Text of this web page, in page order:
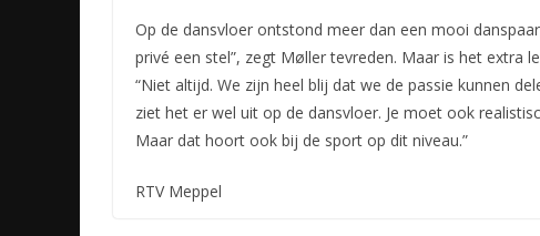
Op de dansvloer ontstond meer dan een mooi
privé een stel”, zegt Møller tevreden. Maar is het extra
“Niet altijd. We zijn heel blij dat we de passie kunnen
ziet het er wel uit op de dansvloer. Je moet ook
Maar dat hoort ook bij de sport op dit niveau.”
RTV Meppel